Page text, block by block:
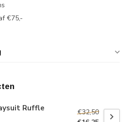
€75,-
Ruffle
€32,50